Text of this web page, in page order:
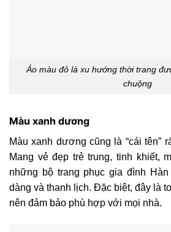
Áo màu đỏ là xu hướng thời trang
chuộng
Màu xanh dương
Màu xanh dương cũng là “cái tên”
Mang vẻ đẹp trẻ trung, tinh khiết,
những bộ trang phục gia đình
dàng và thanh lịch. Đặc biệt, đây là
nên đảm bảo phù hợp với mọi nhà.